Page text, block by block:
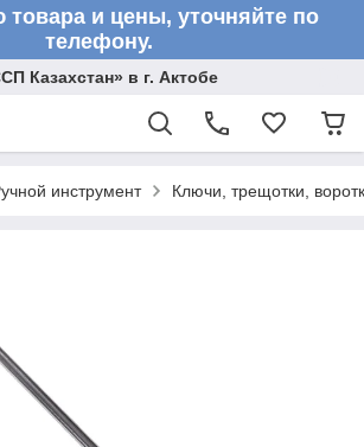
и цены, уточняйте по
телефону.
Казахстан» в г. Актобе
инструмент Ключи, трещотки,